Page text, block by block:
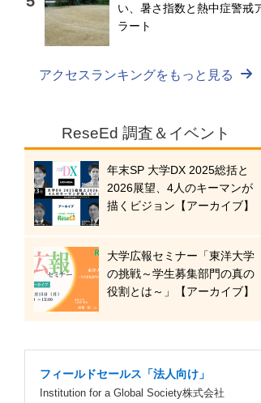
い、暑さ指数と熱中症警戒
ラート
アクセスランキングをもっと見る
ReseEd 調査＆イベント
年末SP 大学DX 2025総括と
2026展望、4人のキーマンが
描くビジョン【アーカイブ】
大学広報セミナー「東洋大学
の挑戦～学生募集部門の真の
役割とは～」【アーカイブ】
フィールドセールス「法人向け」
Institution for a Global Society株式会社